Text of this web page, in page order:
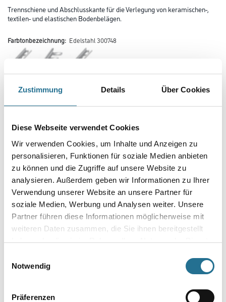
Zustimmung Details Über Cookies
Diese Webseite verwendet Cookies
Wir verwenden Cookies, um Inhalte und Anzeigen zu
personalisieren, Funktionen für soziale Medien anbieten
zu können und die Zugriffe auf unsere Website zu
analysieren. Außerdem geben wir Informationen zu Ihrer
Verwendung unserer Website an unsere Partner für
soziale Medien, Werbung und Analysen weiter. Unsere
Partner führen diese Informationen möglicherweise mit
weiteren Daten zusammen, die Sie ihnen bereitgestellt
haben oder die sie im Rahmen Ihrer Nutzung der Dienste
Notwendig
Präferenzen
Trennschiene und Abschlusskante für die Verlegung von keramischen-,
textilen- und elastischen Bodenbelägen.
Farbtonbezeichnung: Edelstahl 300748
Farbtonbezeichnung
Länge in centimeter
Breite in centimeter
Gebinde
Umrechnungsfaktoren